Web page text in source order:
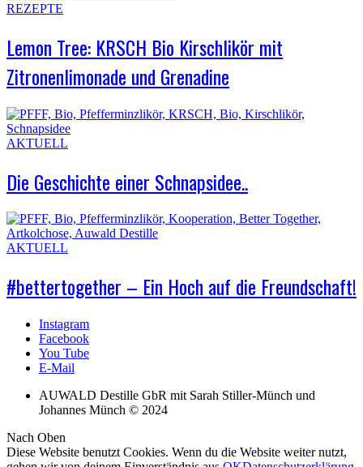
REZEPTE
Lemon Tree: KRSCH Bio Kirschlikör mit
Zitronenlimonade und Grenadine
AKTUELL
Die Geschichte einer Schnapsidee..
AKTUELL
#bettertogether – Ein Hoch auf die Freundschaft!
Instagram
Facebook
You Tube
E-Mail
AUWALD Destille GbR mit Sarah Stiller-Münch und
Johannes Münch © 2024
Nach Oben
Diese Website benutzt Cookies. Wenn du die Website weiter nutzt,